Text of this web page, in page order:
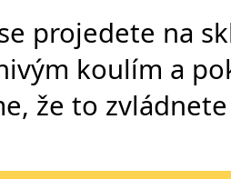
projedete na
koulím a
že to